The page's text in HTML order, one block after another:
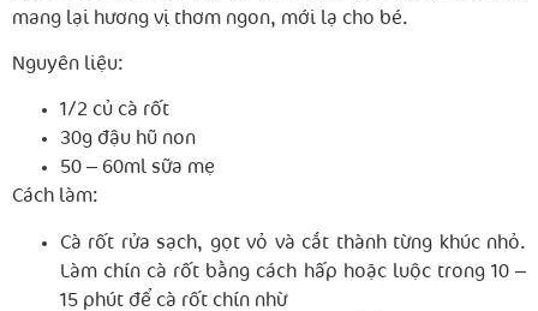
mang lại hương vị thơm ngon, mới lạ cho bé.
Nguyên liệu:
1/2 củ cà rốt
30g đậu hũ non
50 – 60ml sữa mẹ
Cách làm:
Cà rốt rửa sạch, gọt vỏ và cắt thành từng khúc nhỏ.
Làm chín cà rốt bằng cách hấp hoặc luộc trong 10 –
15 phút để cà rốt chín nhừ